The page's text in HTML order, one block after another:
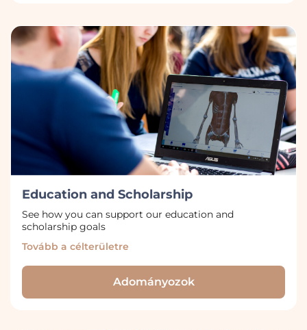
Education and Scholarship
See how you can support our education and
scholarship goals
Tovább a célterületre
Adományozok